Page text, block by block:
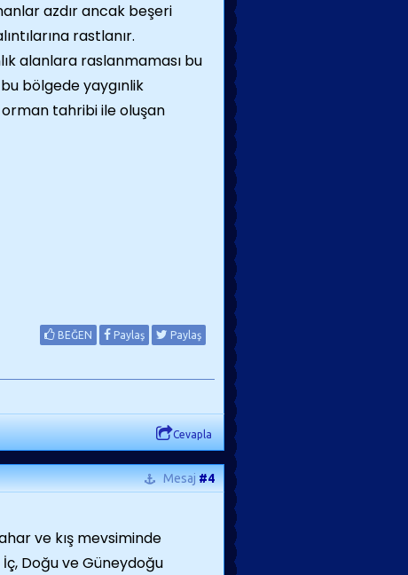
azdır ancak beşeri
rastlanır.
alanlara raslanmaması bu
bölgede yaygınlik
orman tahribi ile oluşan
BEĞEN Paylaş Paylaş
Cevapla
Mesaj#4
ve kış mevsiminde
Doğu ve Güneydoğu